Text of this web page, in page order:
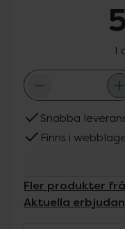
I
Snabba
Finns i
Fler produkter
Aktuella